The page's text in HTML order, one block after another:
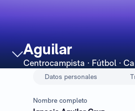
Aguilar
Centrocampista · Fútbol ·
Datos personales
Nombre completo